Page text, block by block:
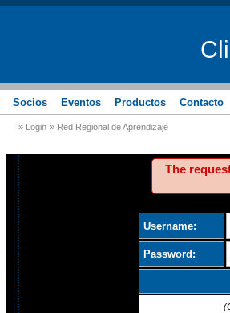
Socios Eventos Productos Contacto
» Login » Red Regional de Aprendizaje
The
Username:
Password: